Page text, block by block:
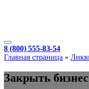
8 (800) 555-83-54
Главная страница »
Закрыть